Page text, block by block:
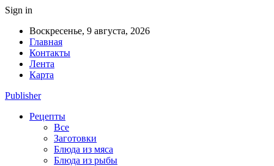
Sign in
Воскресенье, 9 августа, 2026
Главная
Контакты
Лента
Карта
Publisher
Рецепты
Все
Заготовки
Блюда из мяса
Блюда из рыбы